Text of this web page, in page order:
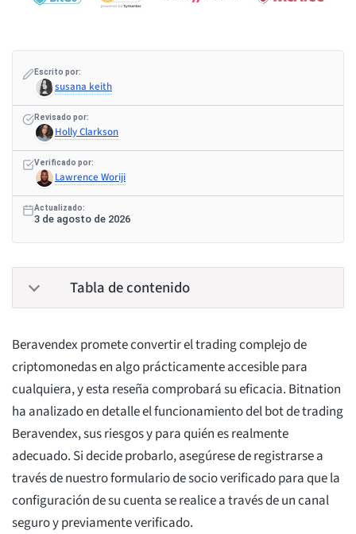
Escrito por:
susana keith
Revisado por:
Holly Clarkson
Verificado por:
Lawrence Woriji
Actualizado:
3 de agosto de 2026
Tabla de contenido
Beravendex promete convertir el trading complejo de
criptomonedas en algo prácticamente accesible para
cualquiera, y esta reseña comprobará su eficacia. Bitnation
ha analizado en detalle el funcionamiento del bot de trading
Beravendex, sus riesgos y para quién es realmente
adecuado. Si decide probarlo, asegúrese de registrarse a
través de nuestro formulario de socio verificado para que la
configuración de su cuenta se realice a través de un canal
seguro y previamente verificado.